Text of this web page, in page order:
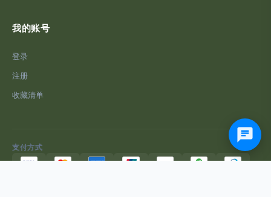
我的账号
登录
注册
收藏清单
支付方式